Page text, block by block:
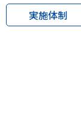
SPORT
スポーツ 歴
実施体制